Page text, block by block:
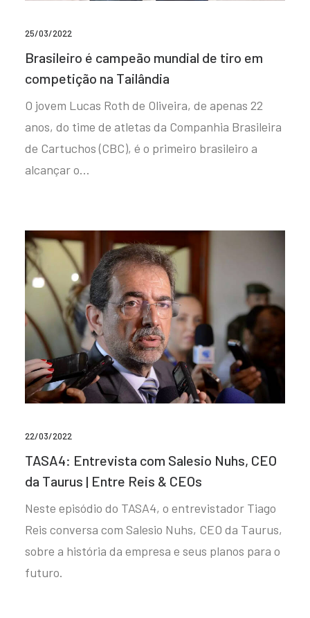
25/03/2022
Brasileiro é campeão mundial de tiro em
competição na Tailândia
O jovem Lucas Roth de Oliveira, de apenas 22
anos, do time de atletas da Companhia Brasileira
de Cartuchos (CBC), é o primeiro brasileiro a
alcançar o…
22/03/2022
TASA4: Entrevista com Salesio Nuhs, CEO
da Taurus | Entre Reis & CEOs
Neste episódio do TASA4, o entrevistador Tiago
Reis conversa com Salesio Nuhs, CEO da Taurus,
sobre a história da empresa e seus planos para o
futuro.